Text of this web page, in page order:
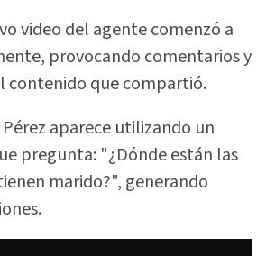
video del agente comenzó a
provocando comentarios y
contenido que compartió.
aparece utilizando un
pregunta: "¿Dónde están las
marido?", generando